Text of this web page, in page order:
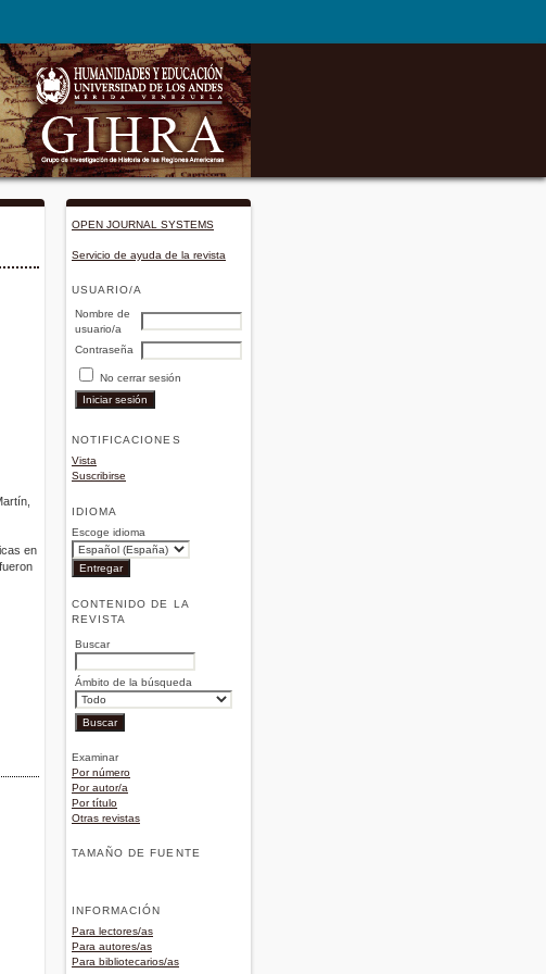
OPEN JOURNAL SYSTEMS
Servicio de ayuda de la revista
USUARIO/A
Nombre de
usuario/a
Contraseña
No cerrar sesión
NOTIFICACIONES
Vista
Suscribirse
IDIOMA
Escoge idioma
CONTENIDO DE LA
REVISTA
Buscar
Ámbito de la búsqueda
Examinar
Por número
Por autor/a
Por título
Otras revistas
TAMAÑO DE FUENTE
INFORMACIÓN
Para lectores/as
Para autores/as
Para bibliotecarios/as
en